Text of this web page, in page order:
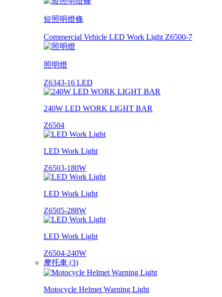
短照明燈條
Commercial Vehicle LED Work Light Z6500-7
照明燈
Z6343-16 LED
240W LED WORK LIGHT BAR
Z6504
LED Work Light
Z6503-180W
LED Work Light
Z6505-288W
LED Work Light
Z6504-240W
摩托車 (3)
Motocycle Helmet Warning Light